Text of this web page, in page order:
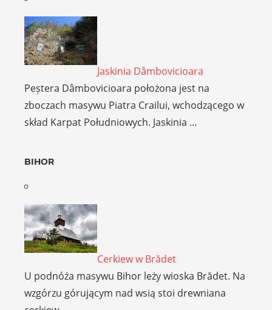
Jaskinia Dâmbovicioara
Peștera Dâmbovicioara położona jest na
zboczach masywu Piatra Crailui, wchodzącego w
skład Karpat Południowych. Jaskinia …
BIHOR
Cerkiew w Brădet
U podnóża masywu Bihor leży wioska Brădet. Na
wzgórzu górującym nad wsią stoi drewniana